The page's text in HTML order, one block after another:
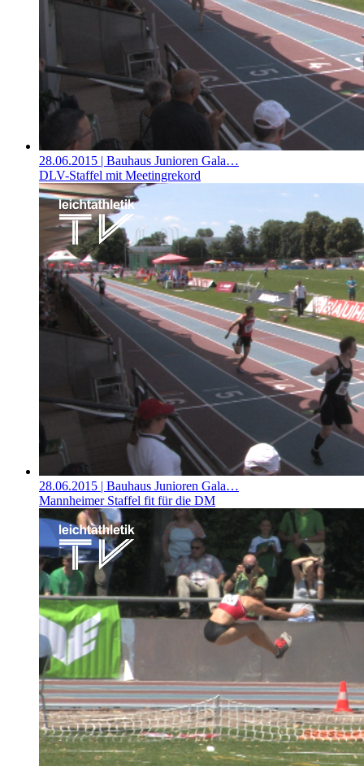
28.06.2015 | Bauhaus Junioren Gala…
DLV-Staffel mit Meetingrekord
28.06.2015 | Bauhaus Junioren Gala…
Mannheimer Staffel fit für die DM